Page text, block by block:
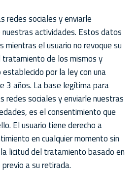
redes sociales y enviarle
nuestras actividades. Estos datos
mientras el usuario no revoque su
de los mismos y
por la ley con una
3 años. La base legítima para
redes sociales y enviarle nuestras
es el consentimiento que
El usuario tiene derecho a
en cualquier momento sin
licitud del tratamiento basado en
a su retirada.